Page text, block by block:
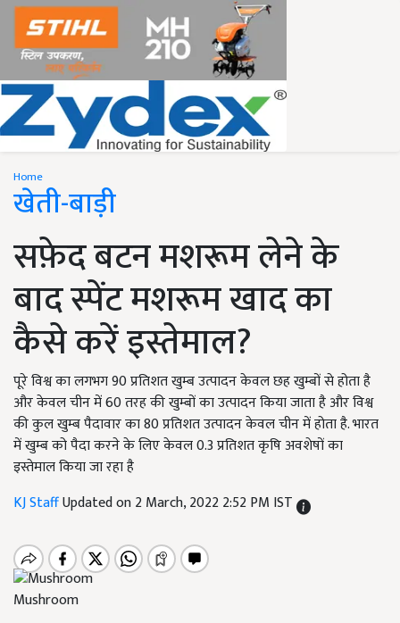
Home
खेती-बाड़ी
सफ़ेद बटन मशरूम लेने के
बाद स्पेंट मशरूम खाद का
कैसे करें इस्तेमाल?
पूरे विश्व का लगभग 90 प्रतिशत खुम्ब उत्पादन केवल छह खुम्बों से होता है
और केवल चीन में 60 तरह की खुम्बों का उत्पादन किया जाता है और विश्व
की कुल खुम्ब पैदावार का 80 प्रतिशत उत्पादन केवल चीन में होता है. भारत
में खुम्ब को पैदा करने के लिए केवल 0.3 प्रतिशत कृषि अवशेषों का
इस्तेमाल किया जा रहा है
KJ StaffUpdated on 2 March, 2022 2:52 PM IST
Mushroom